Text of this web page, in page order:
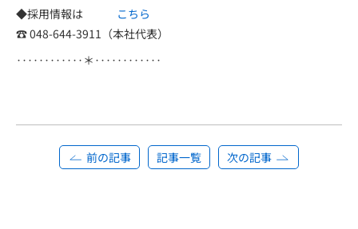
◆採用情報は こちら
☎ 048-644-3911（本社代表）
‥‥‥‥‥‥＊‥‥‥‥‥‥
前の記事 記事一覧 次の記事